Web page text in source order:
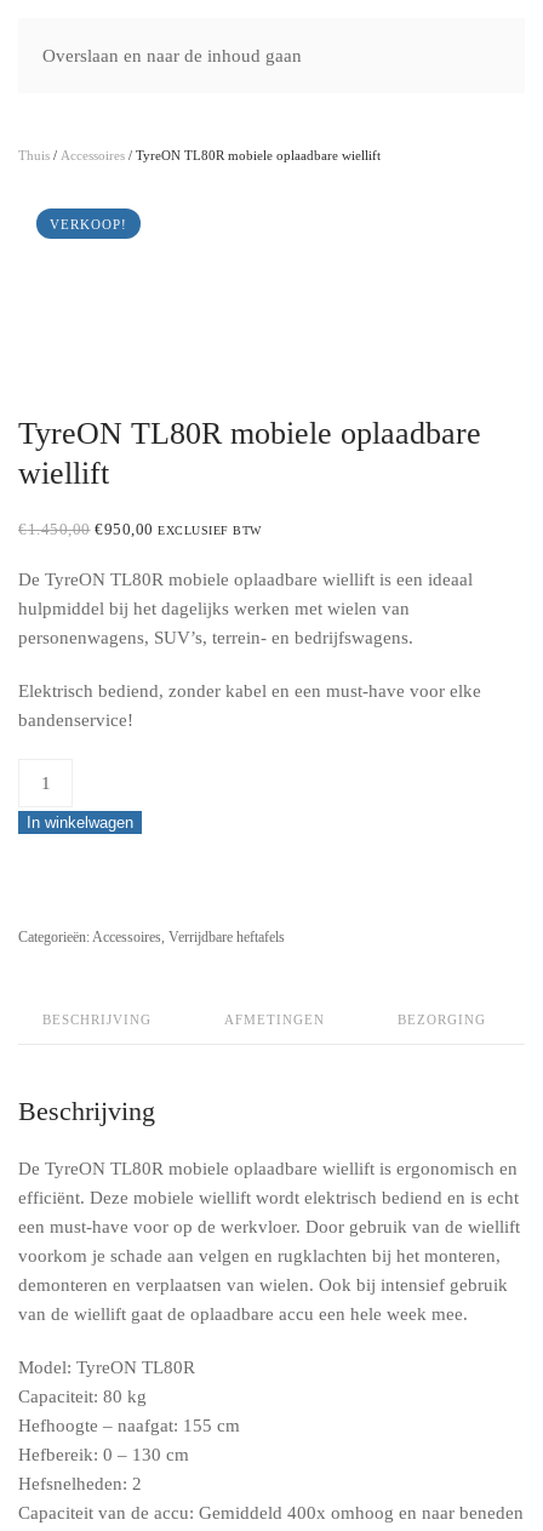
Overslaan en naar de inhoud gaan
Hefbruggenshop.nl
Thuis / Accessoires / TyreON TL80R mobiele oplaadbare wiellift
VERKOOP!
TyreON TL80R mobiele oplaadbare
wiellift
€1.450,00 ORIGINAL
WAS:
€950,00 CURRENT
IS:
EXCLUSIEF BTW
De TyreON TL80R mobiele oplaadbare wiellift is een ideaal
hulpmiddel bij het dagelijks werken met wielen van
personenwagens, SUV’s, terrein- en bedrijfswagens.
Elektrisch bediend, zonder kabel en een must-have voor elke
bandenservice!
mobiele
In winkelwagen
Categorieën:Accessoires, Verrijdbare heftafels
BESCHRIJVING AFMETINGEN BEZORGING
Beschrijving
De TyreON TL80R mobiele oplaadbare wiellift is ergonomisch en
efficiënt. Deze mobiele wiellift wordt elektrisch bediend en is echt
een must-have voor op de werkvloer. Door gebruik van de wiellift
voorkom je schade aan velgen en rugklachten bij het monteren,
demonteren en verplaatsen van wielen. Ook bij intensief gebruik
van de wiellift gaat de oplaadbare accu een hele week mee.
Model: TyreON TL80R
Capaciteit: 80 kg
Hefhoogte – naafgat: 155 cm
Hefbereik: 0 – 130 cm
Hefsnelheden: 2
Capaciteit van de accu: Gemiddeld 400x omhoog en naar beneden